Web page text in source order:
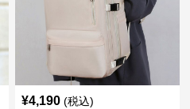
¥4,190 (税込)